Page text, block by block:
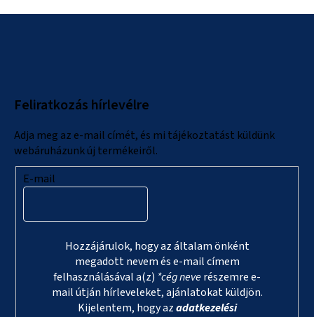
Feliratkozás hírlevélre
Adja meg az e-mail címét, és mi tájékoztatást küldünk
webáruházunk új termékeiről.
E-mail
Hozzájárulok, hogy az általam önként
megadott nevem és e-mail címem
felhasználásával a(z) *cég neverészemre e-
mail útján hírleveleket, ajánlatokat küldjön.
Kijelentem, hogy azadatkezelési